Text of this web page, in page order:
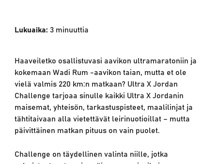
Lukuaika: 3 minuuttia
Haaveiletko osallistuvasi aavikon ultramaratoniin ja
kokemaan Wadi Rum -aavikon taian, mutta et ole
vielä valmis 220 km:n matkaan? Ultra X Jordan
Challenge tarjoaa sinulle kaikki Ultra X Jordanin
maisemat, yhteisön, tarkastuspisteet, maalilinjat ja
tähtitaivaan alla vietettävät leirinuotioillat – mutta
päivittäinen matkan pituus on vain puolet.
Challenge on täydellinen valinta niille, jotka